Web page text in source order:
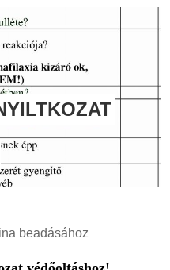
beadásához